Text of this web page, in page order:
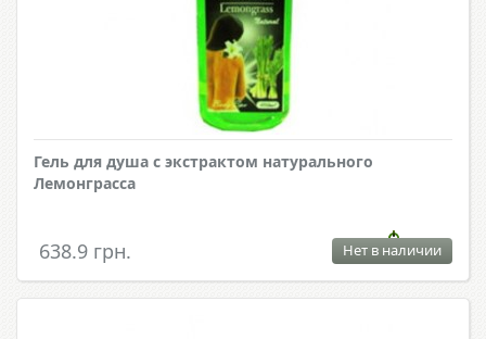
Гель для душа с экстрактом натурального
Лемонграсса
638.9 грн. Нет в наличии